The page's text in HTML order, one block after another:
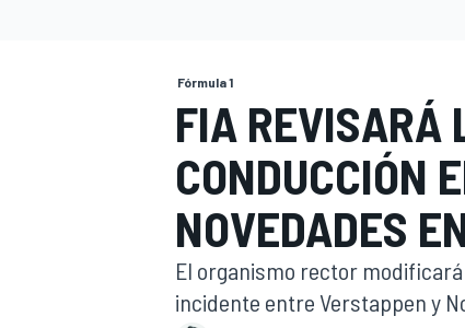
INDYCAR
Fórmula 1
FIA REVISARÁ
CONDUCCIÓN
NOVEDADES
El organismo rector
incidente entre Verstappen y